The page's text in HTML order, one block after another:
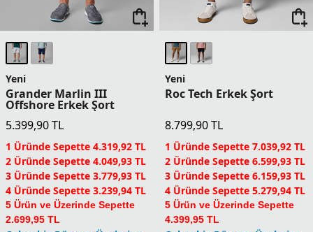
Yeni
Grander Marlin III
Offshore Erkek Şort
Yeni
Roc Tech Erkek Şort